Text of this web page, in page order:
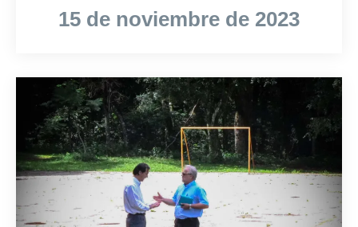
15 de noviembre de 2023